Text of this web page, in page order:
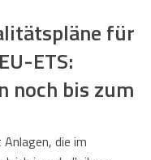
für
ETS:
noch bis zum
die im